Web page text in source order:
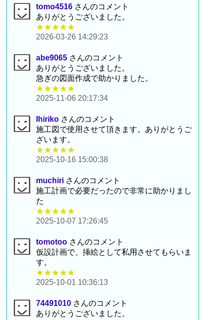
tomo4516 さんのコメント
ありがとうございました。
★★★★★
2026-03-26 14:29:23
abe9065 さんのコメント
ありがとうございました。
急ぎの図面作成で助かりました。
★★★★★
2025-11-06 20:17:34
Ihiriko さんのコメント
施工図で使用させて頂きます。ありがとうご
ざいます。
★★★★★
2025-10-16 15:00:38
muchiri さんのコメント
施工計画で必要だったので非常に助かりまし
た
★★★★★
2025-10-07 17:26:45
tomotoo さんのコメント
仮設計画で、挿絵として私用させてもらいま
す。
★★★★★
2025-10-01 10:36:13
74491010 さんのコメント
ありがとうございました。